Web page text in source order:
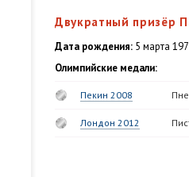
Двукратный призёр
Дата рождения: 5 марта
Олимпийские медали:
Пекин 2008
Лондон 2012